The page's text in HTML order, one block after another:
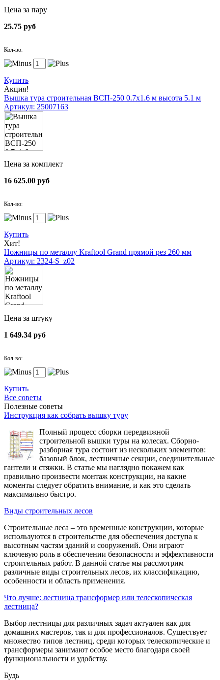
Цена за пару
25.75 руб
Кол-во:
Купить
Акция!
Вышка тура строительная ВСП-250 0.7х1.6 м высота 5.1 м
Артикул: 25007163
Цена за комплект
16 625.00 руб
Кол-во:
Купить
Хит!
Ножницы по металлу Kraftool Grand прямой рез 260 мм
Артикул: 2324-S_z02
Цена за штуку
1 649.34 руб
Кол-во:
Купить
Все советы
Полезные советы
Инструкция как собрать вышку туру
Полный процесс сборки передвижной
строительной вышки туры на колесах. Сборно-
разборная тура состоит из нескольких элементов:
базовый блок, лестничные секции, соединительные
гантели и стяжки. В статье мы наглядно покажем как
правильно произвести монтаж конструкции, на какие
моменты следует обратить внимание, и как это сделать
максимально быстро.
Виды строительных лесов
Строительные леса – это временные конструкции, которые
используются в строительстве для обеспечения доступа к
высотным частям зданий и сооружений. Они играют
ключевую роль в обеспечении безопасности и эффективности
строительных работ. В данной статье мы рассмотрим
различные виды строительных лесов, их классификацию,
особенности и область применения.
Что лучше: лестница трансформер или телескопическая
лестница?
Выбор лестницы для различных задач актуален как для
домашних мастеров, так и для профессионалов. Существует
множество типов лестниц, среди которых телескопические и
трансформеры занимают особое место благодаря своей
функциональности и удобству.
Будь